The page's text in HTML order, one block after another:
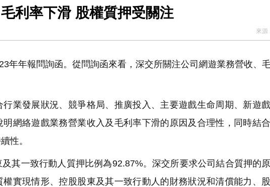
利率下滑 股權質押受關注
來源
年年報問詢函。從問詢函來看，深交所關注公司網遊業務營收、
業發展狀況、競爭格局、推廣投入、主要遊戲生命周期、新遊
網絡遊戲業務營業收入及毛利率下滑的原因及合理性，同時結
性。
其一致行動人質押比例為92.87%。深交所要求公司結合質押的
實現情形、控股股東及其一致行動人的財務狀況和清償能力、